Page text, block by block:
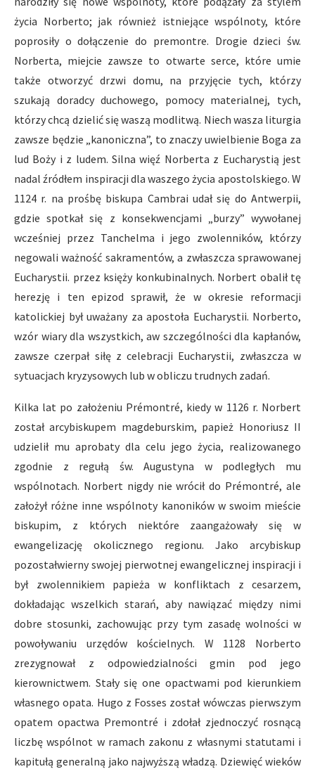
życia Norberto; jak również istniejące wspólnoty, które
poprosiły o dołączenie do premontre. Drogie dzieci św.
Norberta, miejcie zawsze to otwarte serce, które umie
także otworzyć drzwi domu, na przyjęcie tych, którzy
szukają doradcy duchowego, pomocy materialnej, tych,
którzy chcą dzielić się waszą modlitwą. Niech wasza liturgia
zawsze będzie „kanoniczna”, to znaczy uwielbienie Boga za
lud Boży i z ludem. Silna więź Norberta z Eucharystią jest
nadal źródłem inspiracji dla waszego życia apostolskiego. W
1124 r. na prośbę biskupa Cambrai udał się do Antwerpii,
gdzie spotkał się z konsekwencjami „burzy” wywołanej
wcześniej przez Tanchelma i jego zwolenników, którzy
negowali ważność sakramentów, a zwłaszcza sprawowanej
Eucharystii. przez księży konkubinalnych. Norbert obalił tę
herezję i ten epizod sprawił, że w okresie reformacji
katolickiej był uważany za apostoła Eucharystii. Norberto,
wzór wiary dla wszystkich, aw szczególności dla kapłanów,
zawsze czerpał siłę z celebracji Eucharystii, zwłaszcza w
sytuacjach kryzysowych lub w obliczu trudnych zadań.
Kilka lat po założeniu Prémontré, kiedy w 1126 r. Norbert
został arcybiskupem magdeburskim, papież Honoriusz II
udzielił mu aprobaty dla celu jego życia, realizowanego
zgodnie z regułą św. Augustyna w podległych mu
wspólnotach. Norbert nigdy nie wrócił do Prémontré, ale
założył różne inne wspólnoty kanoników w swoim mieście
biskupim, z których niektóre zaangażowały się w
ewangelizację okolicznego regionu. Jako arcybiskup
pozostałwierny swojej pierwotnej ewangelicznej inspiracji i
był zwolennikiem papieża w konfliktach z cesarzem,
dokładając wszelkich starań, aby nawiązać między nimi
dobre stosunki, zachowując przy tym zasadę wolności w
powoływaniu urzędów kościelnych. W 1128 Norberto
zrezygnował z odpowiedzialności gmin pod jego
kierownictwem. Stały się one opactwami pod kierunkiem
własnego opata. Hugo z Fosses został wówczas pierwszym
opatem opactwa Premontré i zdołał zjednoczyć rosnącą
liczbę wspólnot w ramach zakonu z własnymi statutami i
kapitułą generalną jako najwyższą władzą. Dziewięć wieków